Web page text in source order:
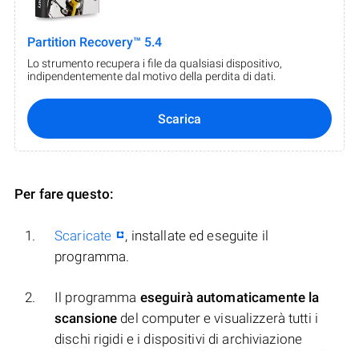
Partition Recovery™ 5.4
Lo strumento recupera i file da qualsiasi dispositivo,
indipendentemente dal motivo della perdita di dati.
Scarica
Per fare questo:
Scaricate
, installate ed eseguite il
programma.
Il programma eseguirà automaticamente la
scansione del computer e visualizzerà tutti i
dischi rigidi e i dispositivi di archiviazione